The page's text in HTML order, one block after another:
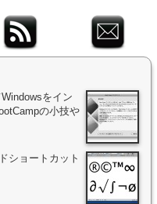
をイン
の小技や
ショートカット